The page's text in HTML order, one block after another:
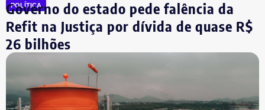
POLÍTICA
Governo do estado pede falência da
Refit na Justiça por dívida de quase R$
26 bilhões